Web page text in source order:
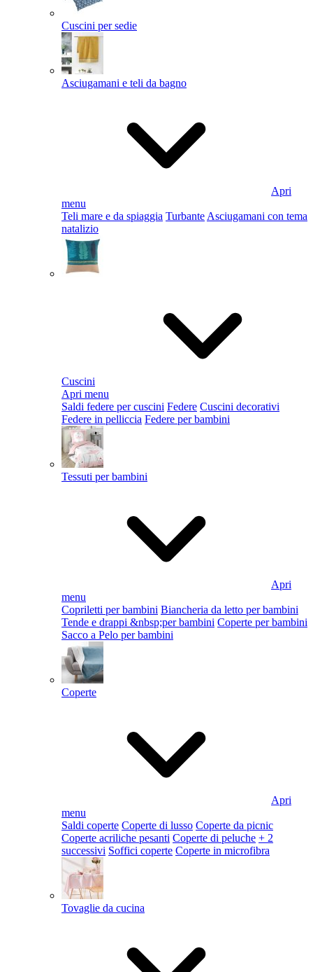
Cuscini per sedie
Asciugamani e teli da bagno
Apri
menu
Teli mare e da spiaggia Turbante Asciugamani con tema
natalizio
Cuscini
Apri menu
Saldi federe per cuscini Federe Cuscini decorativi
Federe in pelliccia Federe per bambini
Tessuti per bambini
Apri
menu
Copriletti per bambini Biancheria da letto per bambini
Tende e drappi &nbsp;per bambini Coperte per bambini
Sacco a Pelo per bambini
Coperte
Apri
menu
Saldi coperte Coperte di lusso Coperte da picnic
Coperte acriliche pesanti Coperte di peluche + 2
successivi Soffici coperte Coperte in microfibra
Tovaglie da cucina